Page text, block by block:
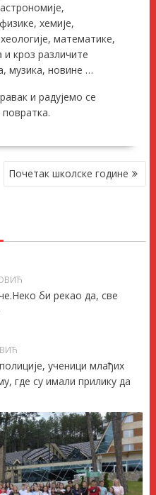
хемије,
математике,
и кроз различите
музика, новине …
и радујемо се
Почетак школске године
би рекао да, све
ученици млађих
где су имали прилику да